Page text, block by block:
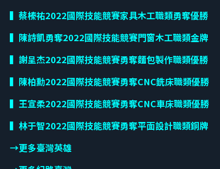
▍蔡榛祐2022國際技能競賽家具木工職類勇奪優勝
▍陳詩凱勇奪2022國際技能競賽門窗木工職類金牌
▍謝呈杰2022國際技能競賽勇奪麵包製作職類優勝
▍陳柏勳2022國際技能競賽勇奪CNC銑床職類優勝
▍王宣柔2022國際技能競賽勇奪CNC車床職類優勝
▍林于智2022國際技能競賽勇奪平面設計職類銅牌
→更多臺灣英雄